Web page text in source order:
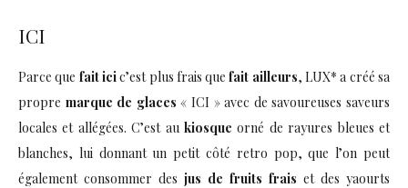
ICI
Parce que fait icic’est plus frais quefait ailleurs, LUX* a créé sa
propre marque de glaces « ICI » avec de savoureuses saveurs
locales et allégées. C’est au kiosque orné de rayures bleues et
blanches, lui donnant un petit côté retro pop, que l’on peut
également consommer des jus de fruits frais et des yaourts